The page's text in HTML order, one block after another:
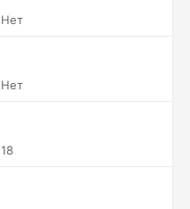
Нет
Нет
18